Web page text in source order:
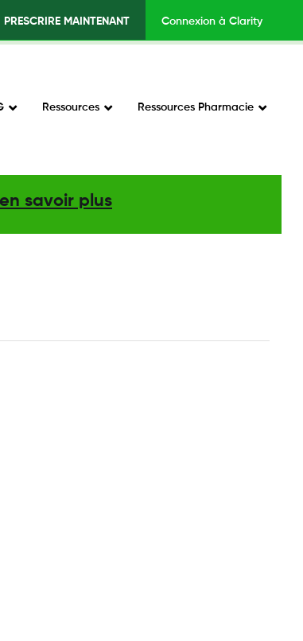
PRESCRIRE MAINTENANT Connexion à Clarity
Ressources Ressources Pharmacie
savoir plus